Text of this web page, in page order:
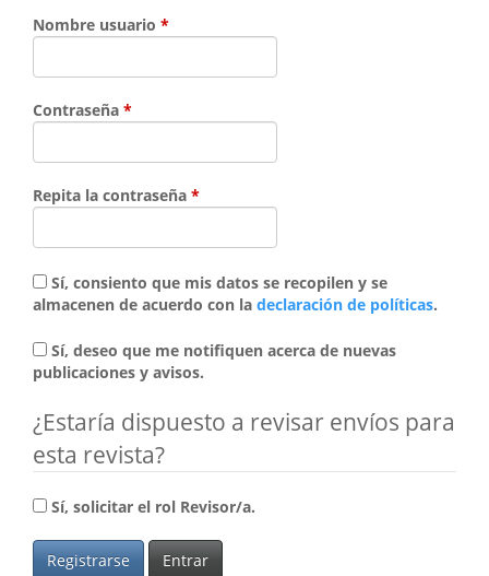
Nombre usuario *Obligatorio
Contraseña *Obligatorio
Repita la contraseña *Obligatorio
almacenen de acuerdo con la declaración de políticas.
publicaciones y avisos.
¿Estaría dispuesto a revisar envíos para
esta revista?
Sí, solicitar el rol Revisor/a.
Registrarse Entrar